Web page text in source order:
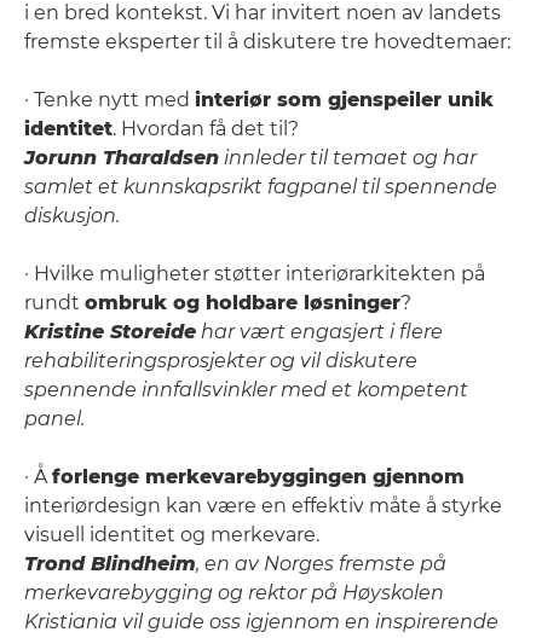
i en bred kontekst. Vi har invitert noen av landets
fremste eksperter til å diskutere tre hovedtemaer:
· Tenke nytt med interiør som gjenspeiler unik
identitet. Hvordan få det til?
Jorunn Tharaldsen innleder til temaet og har
samlet et kunnskapsrikt fagpanel til spennende
diskusjon.
· Hvilke muligheter støtter interiørarkitekten på
rundt ombruk og holdbare løsninger?
Kristine Storeide har vært engasjert i flere
rehabiliteringsprosjekter og vil diskutere
spennende innfallsvinkler med et kompetent
panel.
· Åforlenge merkevarebyggingen gjennom
interiørdesign kan være en effektiv måte å styrke
visuell identitet og merkevare.
Trond Blindheim, en av Norges fremste på
merkevarebygging og rektor på Høyskolen
Kristiania vil guide oss igjennom en inspirerende